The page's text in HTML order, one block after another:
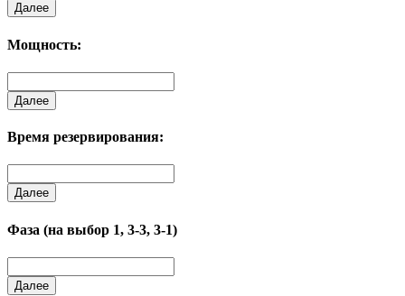
Далее
Мощность:
Далее
Время резервирования:
Далее
Фаза (на выбор 1, 3-3, 3-1)
Далее